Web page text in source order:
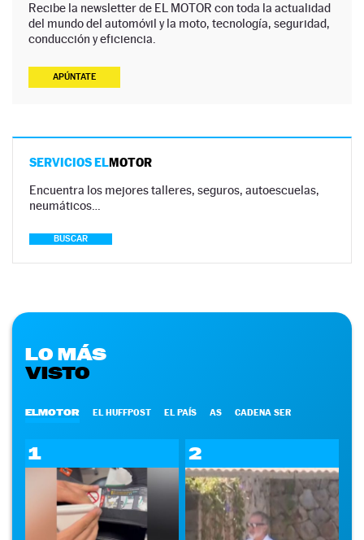
Recibe la newsletter de EL MOTOR con toda la actualidad
del mundo del automóvil y la moto, tecnología, seguridad,
conducción y eficiencia.
APÚNTATE
SERVICIOS ELMOTOR
Encuentra los mejores talleres, seguros, autoescuelas,
neumáticos…
BUSCAR
LO MÁS
VISTO
ELMOTOR EL HUFFPOST EL PAÍS AS CADENA SER
1 2